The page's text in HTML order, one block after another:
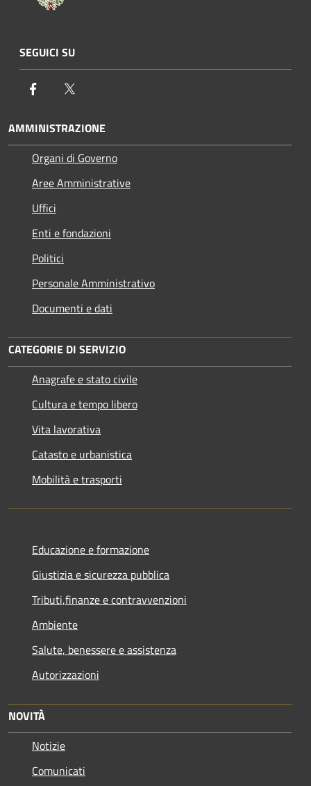
SEGUICI SU
Facebook
AMMINISTRAZIONE
Organi di Governo
Aree Amministrative
Uffici
Enti e fondazioni
Politici
Personale Amministrativo
Documenti e dati
CATEGORIE DI SERVIZIO
Anagrafe e stato civile
Cultura e tempo libero
Vita lavorativa
Catasto e urbanistica
Mobilità e trasporti
Educazione e formazione
Giustizia e sicurezza pubblica
Tributi,finanze e contravvenzioni
Ambiente
Salute, benessere e assistenza
Autorizzazioni
NOVITÀ
Notizie
Comunicati